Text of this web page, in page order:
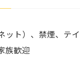
ット）、禁煙、テ
族歓迎